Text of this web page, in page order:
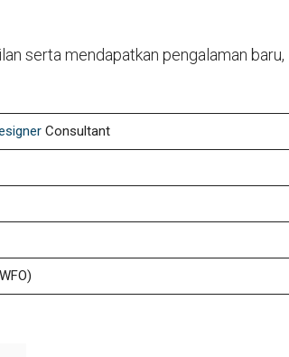
serta mendapatkan pengalaman baru,
Consultant